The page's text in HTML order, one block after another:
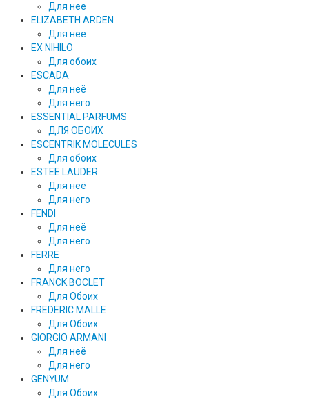
Для нее
ELIZABETH ARDEN
Для нее
EX NIHILO
Для обоих
ESCADA
Для неё
Для него
ESSENTIAL PARFUMS
ДЛЯ ОБОИХ
ESCENTRIK MOLECULES
Для обоих
ESTEE LAUDER
Для неё
Для него
FENDI
Для неё
Для него
FERRE
Для него
FRANCK BOCLET
Для Обоих
FREDERIC MALLE
Для Обоих
GIORGIO ARMANI
Для неё
Для него
GENYUM
Для Обоих